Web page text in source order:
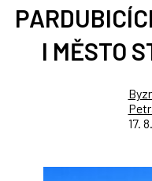
I MĚSTO
17.